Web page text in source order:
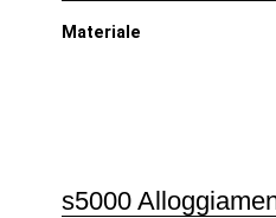
Materiale
s5000